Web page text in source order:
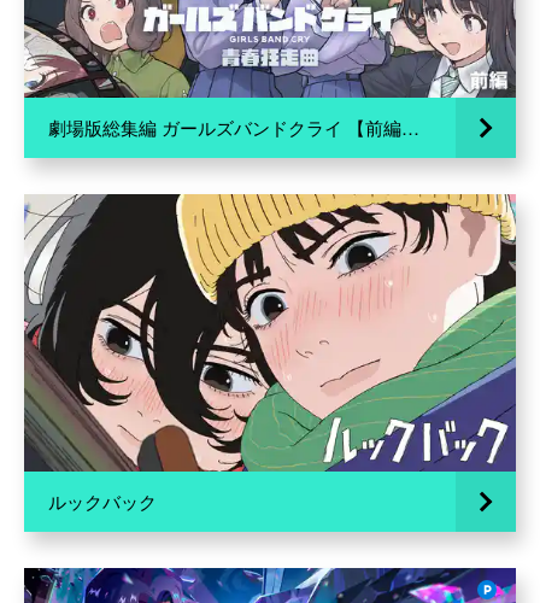
劇場版総集編 ガールズバンドクライ 【前編】 青春狂走曲
ルックバック